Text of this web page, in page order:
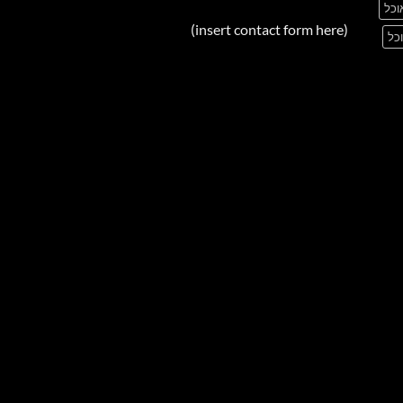
(insert contact form here)